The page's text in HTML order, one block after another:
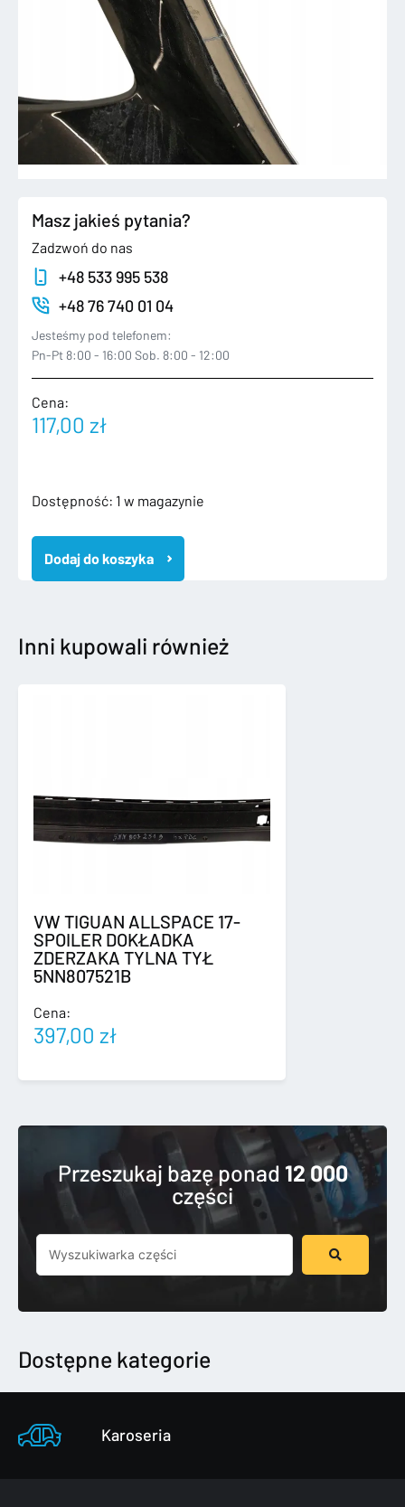
Masz jakieś pytania?
Zadzwoń do nas
+48 533 995 538
+48 76 740 01 04
Jesteśmy pod telefonem:
Pn-Pt 8:00 - 16:00 Sob. 8:00 - 12:00
Cena:
117,00 zł
Dostępność: 1 w magazynie
ilość
E
KLASA
W213
PRZEDNI
PRZÓD
Dodaj do koszyka
Inni kupowali również
VW TIGUAN ALLSPACE 17-
SPOILER DOKŁADKA
ZDERZAKA TYLNA TYŁ
5NN807521B
Cena:
397,00 zł
Przeszukaj bazę ponad 12 000
części
Szukaj
Dostępne kategorie
Karoseria